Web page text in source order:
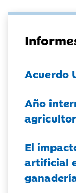
Acuerdo
Año
El
artificial